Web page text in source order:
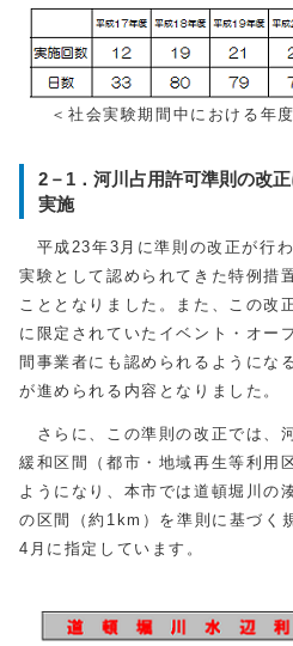
＜社会実験期間中における年
2－1．河川占用許可準則の改
実施
平成23年3月に準則の改正が行
実験として認められてきた特例措
こととなりました。また、この改
に限定されていたイベント・オー
間事業者にも認められるようにな
が進められる内容となりました。
さらに、この準則の改正では、
緩和区間（都市・地域再生等利用
ようになり、本市では道頓堀川の
の区間（約1km）を準則に基づく
4月に指定しています。